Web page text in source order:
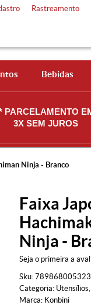
Rastreamento
Bebidas
PARCELAMENTO
3X SEM JUROS
Ninja - Branco
Faixa
Ninja -
Seja o primeira a
Sku:
Categoria: Utensílios
Marca: Konbini